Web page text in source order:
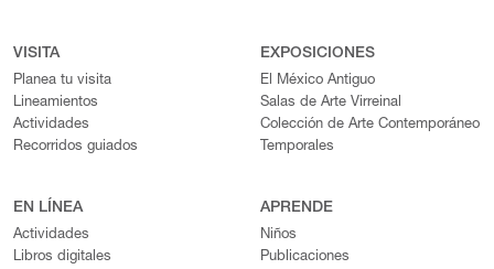
VISITA
Planea tu visita
Lineamientos
Actividades
Recorridos guiados
EXPOSICIONES
El México Antiguo
Salas de Arte Virreinal
Colección de Arte Contemporáneo
Temporales
EN LÍNEA
Actividades
Libros digitales
APRENDE
Niños
Publicaciones